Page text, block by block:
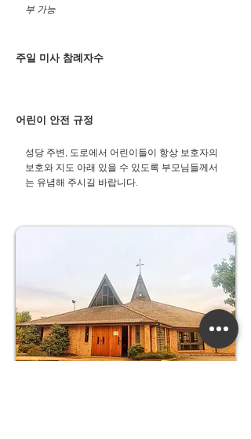
부 가능
주일 미사 참례자수
어린이 안전 규정
성당 주변, 도로에서 어린이들이 항상 보호자의
보호와 지도 아래 있을 수 있도록 부모님들께서
는 유념해 주시길 바랍니다.​